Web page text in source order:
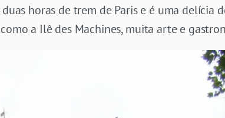
horas de trem de Paris e é uma delícia
a Ilê des Machines, muita arte e